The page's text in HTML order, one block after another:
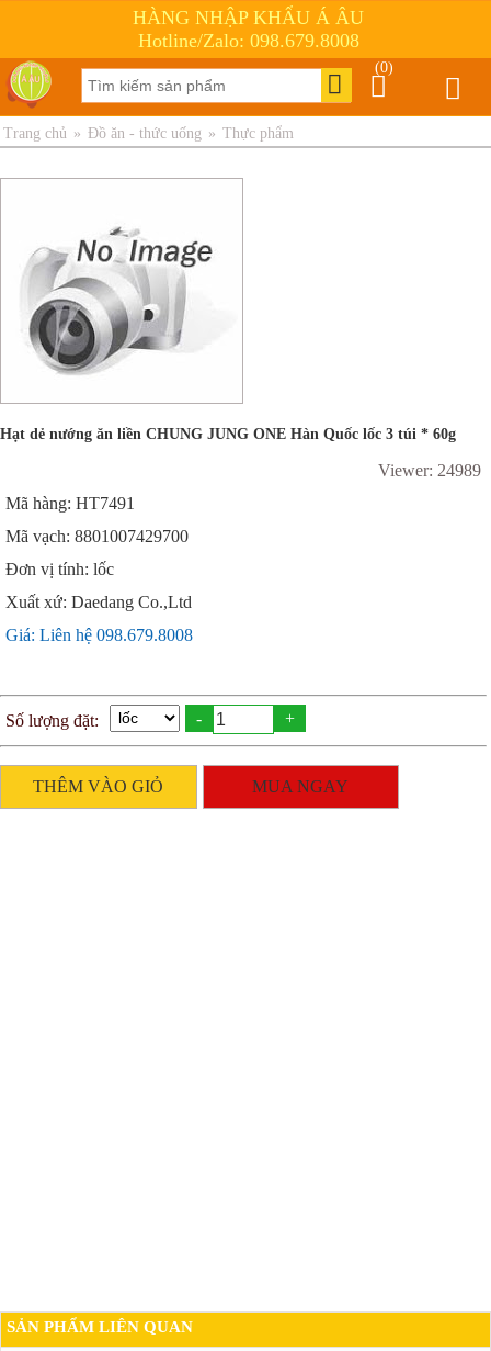
HÀNG NHẬP KHẨU Á ÂU
Hotline/Zalo: 098.679.8008
(0)
Trang chủ » Đồ ăn - thức uống » Thực phẩm
Hạt dẻ nướng ăn liền CHUNG JUNG ONE Hàn Quốc lốc 3 túi * 60g
Viewer: 24989
Mã hàng: HT7491
Mã vạch: 8801007429700
Đơn vị tính: lốc
Xuất xứ: Daedang Co.,Ltd
Giá: Liên hệ 098.679.8008
Số lượng đặt: - +
THÊM VÀO GIỎ MUA NGAY
SẢN PHẨM LIÊN QUAN